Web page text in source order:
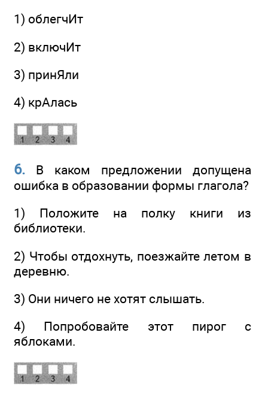
1) облегчИт
2) включИт
3) принЯли
4) крАлась
6. В каком предложении допущена
ошибка в образовании формы глагола?
1) Положите на полку книги из
библиотеки.
2) Чтобы отдохнуть, поезжайте летом в
деревню.
3) Они ничего не хотят слышать.
4) Попробовайте этот пирог с
яблоками.